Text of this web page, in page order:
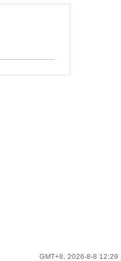
GMT+8, 2026-8-8 12:29